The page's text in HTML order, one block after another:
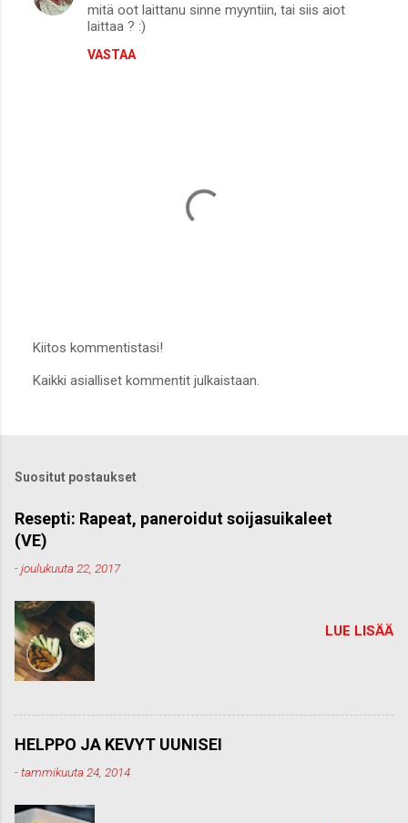
mitä oot laittanu sinne myyntiin, tai siis aiot
laittaa ? :)
VASTAA
ä
o
m
e
n
Kiitos kommentistasi!
Kaikki asialliset kommentit julkaistaan.
Suositut postaukset
Resepti: Rapeat, paneroidut soijasuikaleet
(VE)
-joulukuuta 22, 2017
LUE LISÄÄ
HELPPO JA KEVYT UUNISEI
-tammikuuta 24, 2014